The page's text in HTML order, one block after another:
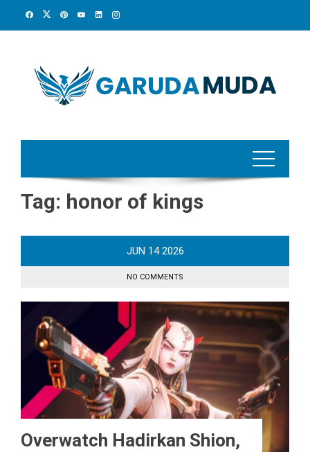
Tag: honor of kings
JUN 14 2026
NO COMMENTS
Overwatch Hadirkan Shion,